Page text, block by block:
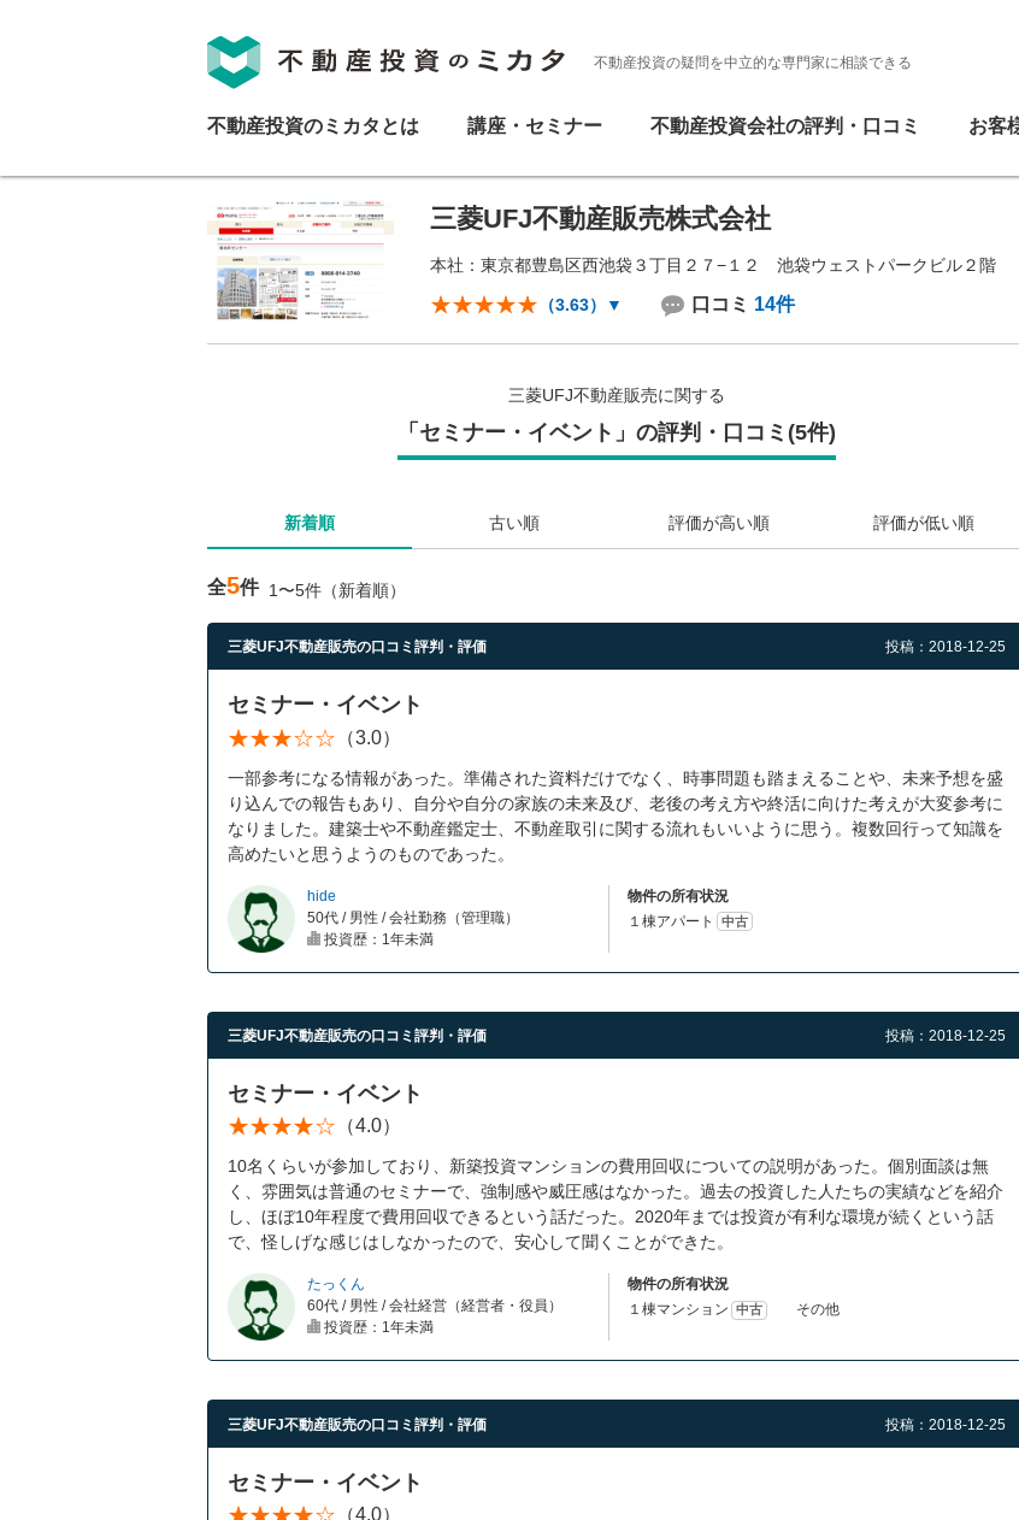
不動産投資の疑問を中立的な専門家に相談できる
不動産投資のミカタとは 講座・セミナー 不動産投資会社の評判・口コミ お客
三菱UFJ不動産販売株式会社
本社：東京都豊島区西池袋３丁目２７−１２ 池袋ウェストパークビル２階
（3.63） ▼ 口コミ 14件
三菱UFJ不動産販売に関する
「セミナー・イベント」の評判・口コミ(5件)
新着順 古い順 評価が高い順 評価が低い順
全5件 1〜5件（新着順）
三菱UFJ不動産販売の口コミ評判・評価 投稿：2018-12-25
セミナー・イベント
（3.0）
一部参考になる情報があった。準備された資料だけでなく、時事問題も踏まえることや、未来予想を盛
り込んでの報告もあり、自分や自分の家族の未来及び、老後の考え方や終活に向けた考えが大変参考に
なりました。建築士や不動産鑑定士、不動産取引に関する流れもいいように思う。複数回行って知識を
高めたいと思うようのものであった。
hide
50代 / 男性 / 会社勤務（管理職）
投資歴：1年未満
物件の所有状況
１棟アパート
中古
三菱UFJ不動産販売の口コミ評判・評価 投稿：2018-12-25
セミナー・イベント
（4.0）
10名くらいが参加しており、新築投資マンションの費用回収についての説明があった。個別面談は無
く、雰囲気は普通のセミナーで、強制感や威圧感はなかった。過去の投資した人たちの実績などを紹介
し、ほぼ10年程度で費用回収できるという話だった。2020年までは投資が有利な環境が続くという話
で、怪しげな感じはしなかったので、安心して聞くことができた。
たっくん
60代 / 男性 / 会社経営（経営者・役員）
投資歴：1年未満
物件の所有状況
１棟マンション 中古 その他
三菱UFJ不動産販売の口コミ評判・評価 投稿：2018-12-25
セミナー・イベント
（4.0）